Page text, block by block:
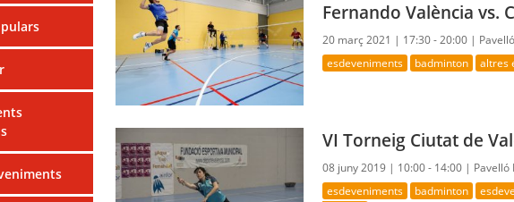
Fernando València vs.
20 març 2021 | 17:30 - 20:00 |
esdeveniments badminton altres
VI Torneig Ciutat de
08 juny 2019 | 10:00 - 14:00 | Pavelló
esdeveniments badminton